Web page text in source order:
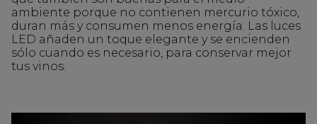
ambiente porque no contienen mercurio tóxico,
duran más y consumen menos energía. Las luces
LED añaden un toque elegante y se encienden
sólo cuando es necesario, para conservar mejor
tus vinos.